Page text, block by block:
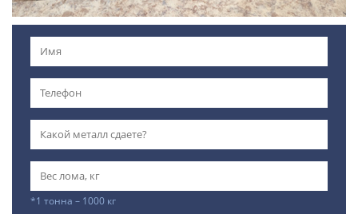
*1 тонна – 1000 кг